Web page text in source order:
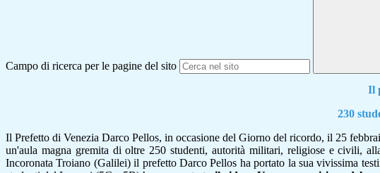
Campo di ricerca per le pagine del sito
Il
230
Il Prefetto di Venezia Darco Pellos, in occasione del Giorno del ricordo, il 25
un'aula magna gremita di oltre 250 studenti, autorità militari, religiose e civili,
Incoronata Troiano (Galilei) il prefetto Darco Pellos ha portato la sua vivissima